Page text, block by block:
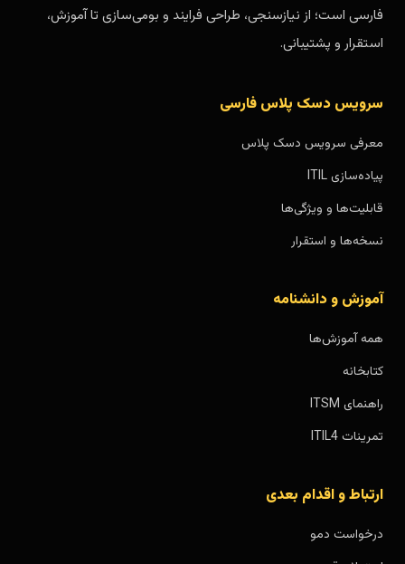
فارسی است؛ از نیازسنجی، طراحی فرایند و بومی‌سازی تا آموزش،
استقرار و پشتیبانی.
سرویس دسک پلاس فارسی
معرفی سرویس دسک پلاس
پیاده‌سازی ITIL
قابلیت‌ها و ویژگی‌ها
نسخه‌ها و استقرار
آموزش و دانشنامه
همه آموزش‌ها
کتابخانه
راهنمای ITSM
تمرینات ITIL4
ارتباط و اقدام بعدی
درخواست دمو